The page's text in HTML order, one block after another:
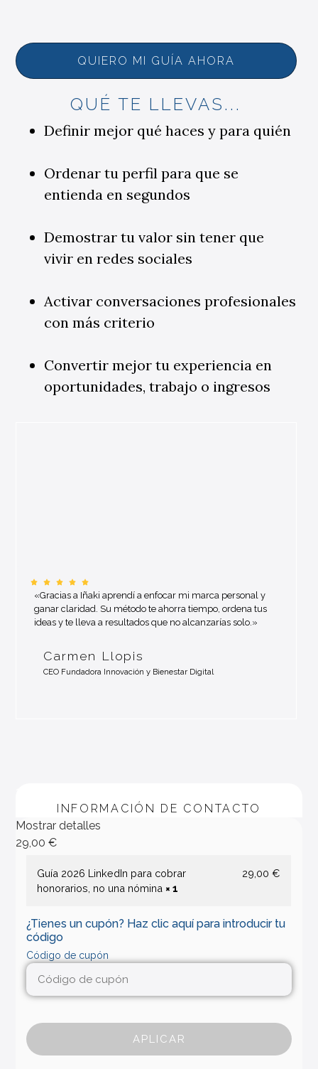
QUIERO MI GUÍA AHORA
QUÉ TE LLEVAS...
Definir mejor qué haces y para quién
Ordenar tu perfil para que se
entienda en segundos
Demostrar tu valor sin tener que
vivir en redes sociales
Activar conversaciones profesionales
con más criterio
Convertir mejor tu experiencia en
oportunidades, trabajo o ingresos
«Gracias a Iñaki aprendí a enfocar mi marca personal y
ganar claridad. Su método te ahorra tiempo, ordena tus
ideas y te lleva a resultados que no alcanzarías solo.»
Carmen Llopis
CEO Fundadora Innovación y Bienestar Digital
INFORMACIÓN DE CONTACTO
Mostrar detalles
29,00€
Guía 2026 LinkedIn para cobrar
honorarios, no una nómina × 1
29,00€
¿Tienes un cupón? Haz clic aquí para introducir tu
código
Código de cupón
APLICAR